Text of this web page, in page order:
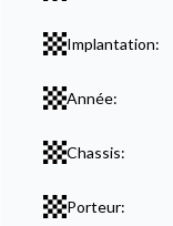
Implantation:
Année:
Chassis:
Porteur: